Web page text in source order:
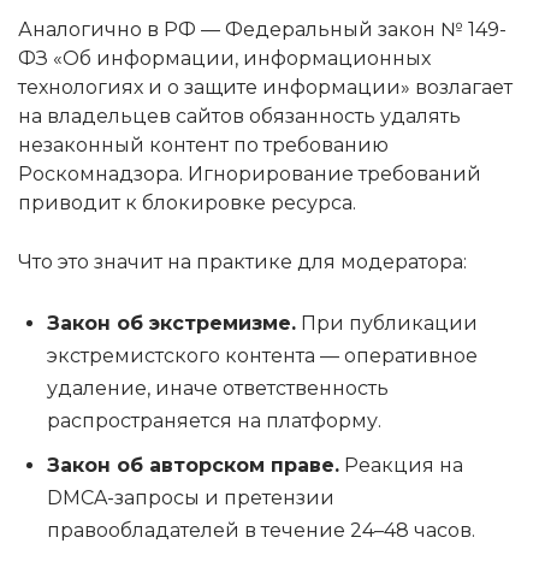
Аналогично в РФ — Федеральный закон № 149-
ФЗ «Об информации, информационных
технологиях и о защите информации» возлагает
на владельцев сайтов обязанность удалять
незаконный контент по требованию
Роскомнадзора. Игнорирование требований
приводит к блокировке ресурса.
Что это значит на практике для модератора:
Закон об экстремизме. При публикации
экстремистского контента — оперативное
удаление, иначе ответственность
распространяется на платформу.
Закон об авторском праве. Реакция на
DMCA-запросы и претензии
правообладателей в течение 24–48 часов.